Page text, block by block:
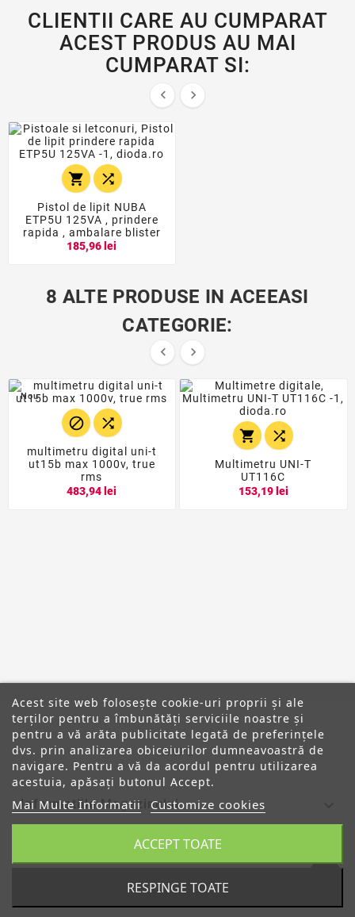
CLIENTII CARE AU CUMPARAT
ACEST PRODUS AU MAI
CUMPARAT SI:
 
 
Pistol de lipit NUBA
ETP5U 125VA , prindere
rapida , ambalare blister
185,96 lei
8 ALTE PRODUSE IN ACEEASI
CATEGORIE:
 
Nou
 
multimetru digital uni-t
ut15b max 1000v, true
rms
483,94 lei
 
Multimetru UNI-T
UT116C
153,19 lei
ANPC
Informatiile Magazinului
Acest site web folosește cookie-uri proprii și ale
terților pentru a îmbunătăți serviciile noastre și
pentru a vă arăta publicitate legată de preferințele
dvs. prin analizarea obiceiurilor dumneavoastră de
navigare. Pentru a vă da acordul pentru utilizarea
acestuia, apăsați butonul Accept.
Mai Multe Informatii Customize cookies
RESPINGE TOATE
ACCEPT TOATE